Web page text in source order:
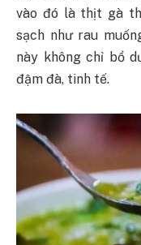
vào đó là thịt gà
sạch như rau
này không chỉ bổ
đậm đà, tinh tế.